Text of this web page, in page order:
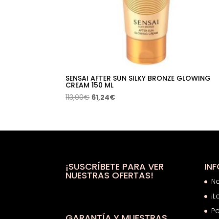
SENSAI AFTER SUN SILKY BRONZE GLOWING
CREAM 150 ML
113,00€ El
era:
61,24€El
es:
¡SUSCRÍBETE PARA VER
NUESTRAS OFERTAS!